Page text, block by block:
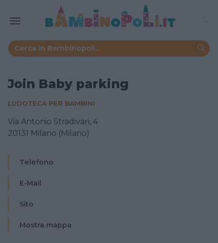
Join Baby parking
LUDOTECA PER BAMBINI
Via Antonio Stradivari, 4
20131 Milano (Milano)
Telefono
E-Mail
Sito
Mostra mappa